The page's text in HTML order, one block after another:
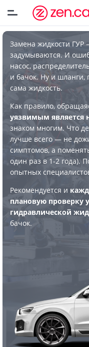
Замена жидкости ГУР
задумываются. И
насос,
и бачок. Ну и шланги,
сама жидкость.
Как правило,
уязвимым является
знаком многим. Что
лучше всего — не
симптомов, а
один раз в 1-2 года).
опытных
Рекомендуется и
плановую проверку
гидравлической
бачок.